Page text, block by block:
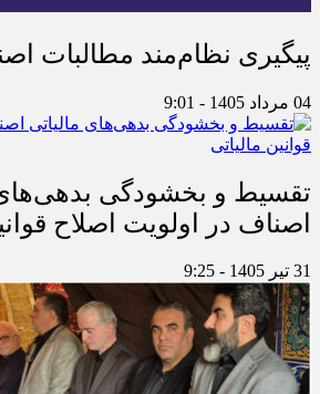
پیگیری نظام‌مند مطالبات
04 مرداد 1405 - 9:01
تقسیط و بخشودگی بدهی‌های
اصناف در اولویت اصلاح
31 تیر 1405 - 9:25